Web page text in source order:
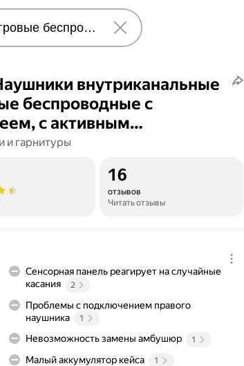
внутриканальные
беспроводные с
с активным
микрофон,
внутриканальные
и гарнитуры
16
отзывов
Читать отзывы
Сенсорная панель реагирует на случайные
касания
2
Проблемы с подключением правого
наушника
1
Невозможность замены амбушюр 1
Малый аккумулятор кейса 1